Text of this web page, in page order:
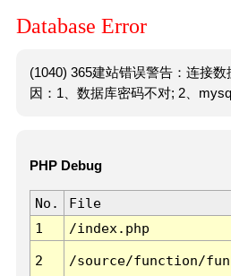
Database Error
(1040) 365建站错误警告：连接
因：1、数据库密码不对; 2、
PHP Debug
No. File
1
/index.php
2 /source/function/